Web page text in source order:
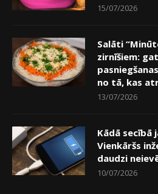
15/07/2026
Salāti
zirnīšiem:
no tā, kas
13/07/2026
Kādā secībā
Vienkāršs
daudzi
10/07/2026